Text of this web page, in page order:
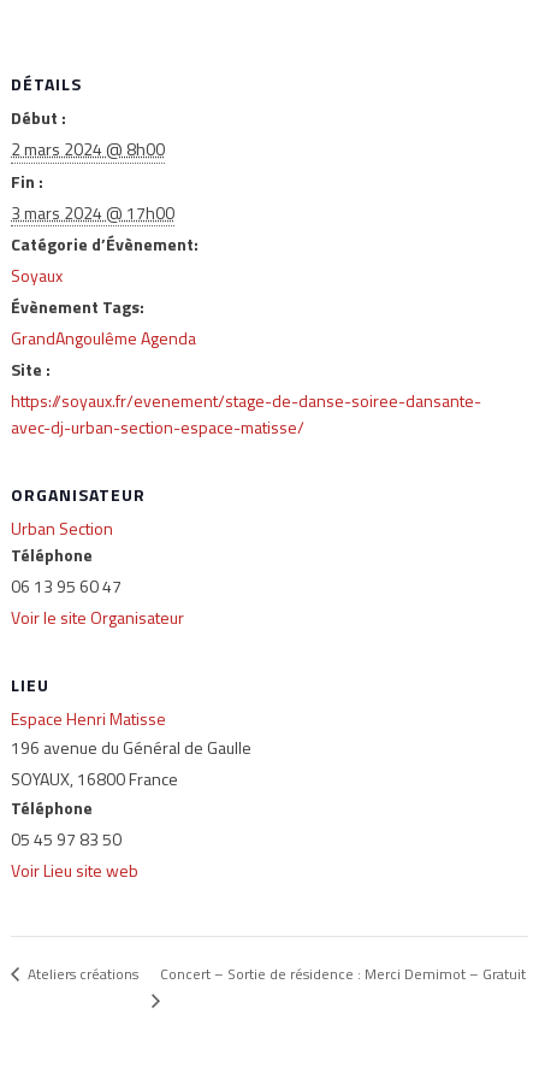
DÉTAILS
Début :
2 mars 2024 @ 8h00
Fin :
3 mars 2024 @ 17h00
Catégorie d’Évènement:
Soyaux
Évènement Tags:
GrandAngoulême Agenda
Site :
https://soyaux.fr/evenement/stage-de-danse-soiree-dansante-
avec-dj-urban-section-espace-matisse/
LIEU
Espace Henri Matisse
196 avenue du Général de Gaulle
SOYAUX,16800France
Téléphone
05 45 97 83 50
Voir Lieu site web
ORGANISATEUR
Urban Section
Téléphone
06 13 95 60 47
Voir le site Organisateur
Ateliers créations Concert – Sortie de résidence : Merci Demimot – Gratuit